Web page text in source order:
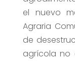
el nuevo
Agraria
de
agrícola no